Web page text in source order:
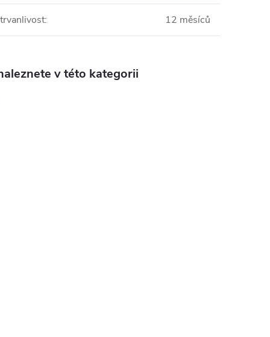
: 12 měsíců
v této kategorii